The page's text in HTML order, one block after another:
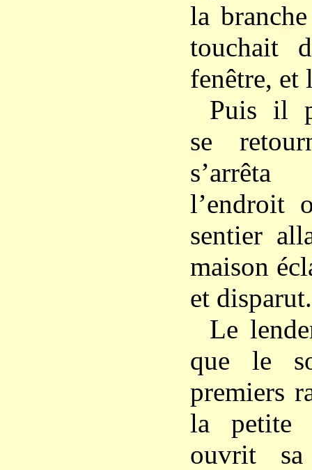
la
touchait
fenêtre, et
Puis il
se
l’endroit
sentier
maison
et disparut.
Le
que le
premiers
la petite
ouvrit